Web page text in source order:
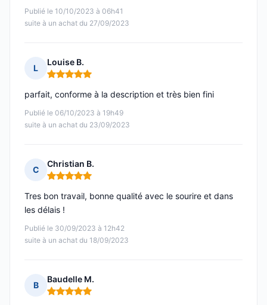
Publié le 10/10/2023 à 06h41
suite à un achat du 27/09/2023
L
Louise B.
Note : 5 sur 5
Publié le 06/10/2023 à 19h49
suite à un achat du 23/09/2023
parfait, conforme à la description et très bien fini
C
Christian B.
Note : 5 sur 5
Publié le 30/09/2023 à 12h42
suite à un achat du 18/09/2023
Tres bon travail, bonne qualité avec le sourire et dans
les délais !
B
Baudelle M.
Note : 5 sur 5